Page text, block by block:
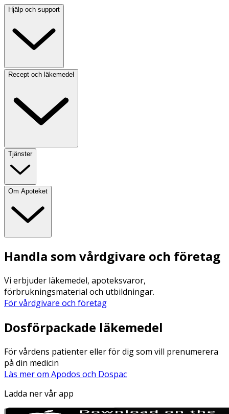
Hjälp och support
Recept och läkemedel
Tjänster
Om Apoteket
Handla som vårdgivare och företag
Vi erbjuder läkemedel, apoteksvaror,
förbrukningsmaterial och utbildningar.
För vårdgivare och företag
Dosförpackade läkemedel
För vårdens patienter eller för dig som vill prenumerera
på din medicin
Läs mer om Apodos och Dospac
Ladda ner vår app